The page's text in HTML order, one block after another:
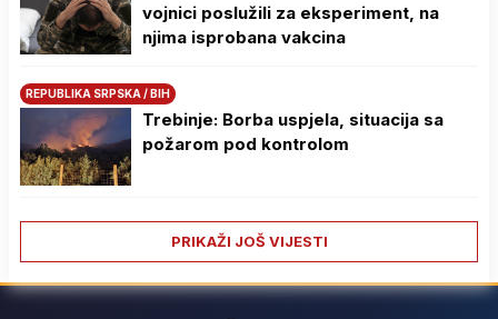
vojnici poslužili za eksperiment, na
njima isprobana vakcina
REPUBLIKA SRPSKA / BIH
Trebinje: Borba uspjela, situacija sa
požarom pod kontrolom
PRIKAŽI JOŠ VIJESTI